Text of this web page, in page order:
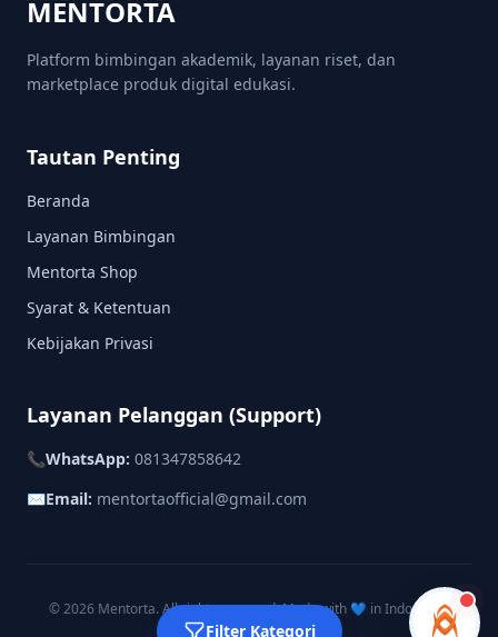
Filter Kategori
MENTORTA
Platform bimbingan akademik, layanan riset, dan
marketplace produk digital edukasi.
Tautan Penting
Beranda
Layanan Bimbingan
Mentorta Shop
Syarat & Ketentuan
Kebijakan Privasi
Layanan Pelanggan (Support)
📞WhatsApp: 081347858642
✉️Email: mentortaofficial@gmail.com
© 2026 Mentorta. All rights reserved. Made with 💙 in Indonesia.
Instagram TikTok